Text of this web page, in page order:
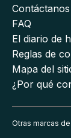
Contáctanos
FAQ
El diario de
Reglas de
Mapa del
¿Por qué
Otras marcas de